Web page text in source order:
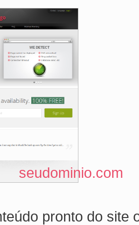
seudominio.com
pronto do site